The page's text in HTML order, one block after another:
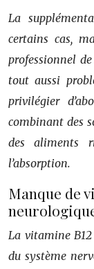
La
certains cas,
professionnel
tout aussi
privilégier
combinant des
des aliments
l’absorption.
Manque de
La vitamine
du système